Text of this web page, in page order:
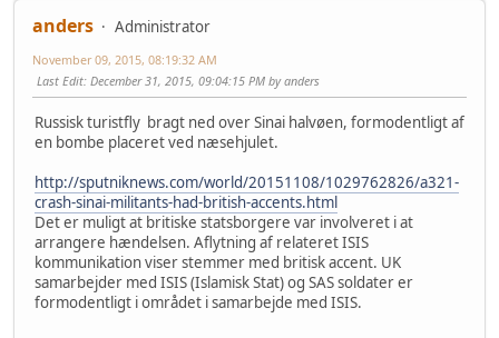
anders Administrator
November 09, 2015, 08:19:32 AM
Last Edit: December 31, 2015, 09:04:15 PM by anders
Russisk turistfly bragt ned over Sinai halvøen, formodentligt af
en bombe placeret ved næsehjulet.
http://sputniknews.com/world/20151108/1029762826/a321-
crash-sinai-militants-had-british-accents.html
Det er muligt at britiske statsborgere var involveret i at
arrangere hændelsen. Aflytning af relateret ISIS
kommunikation viser stemmer med britisk accent. UK
samarbejder med ISIS (Islamisk Stat) og SAS soldater er
formodentligt i området i samarbejde med ISIS.